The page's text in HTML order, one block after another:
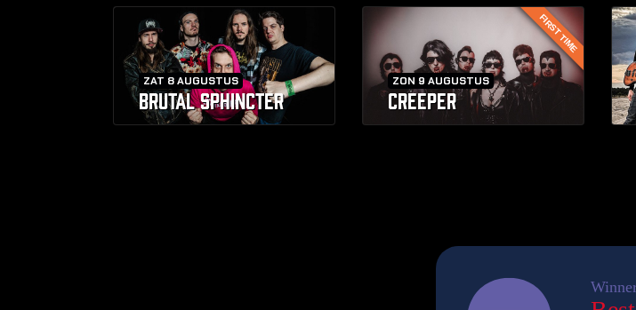
ZAT 8 AUGUSTUS
BRUTAL SPHINCTER
FIRST TIME
ZON 9 AUGUSTUS
CREEPER